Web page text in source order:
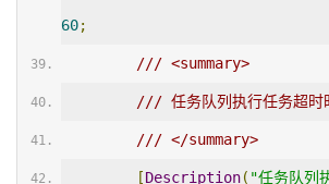
60;
/// <summary>
/// 任务队列执行任务超时
/// </summary>
[Description( "任务队列